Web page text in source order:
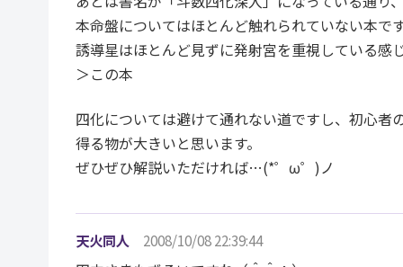
本命盤についてはほとんど触れられていない本
誘導星はほとんど見ずに発射宮を重視している感じ
＞この本
四化については避けて通れない道ですし、初心者
得る物が大きいと思います。
ぜひぜひ解説いただければ…(*゜ω゜)ノ
天火同人 2008/10/08 22:39:44